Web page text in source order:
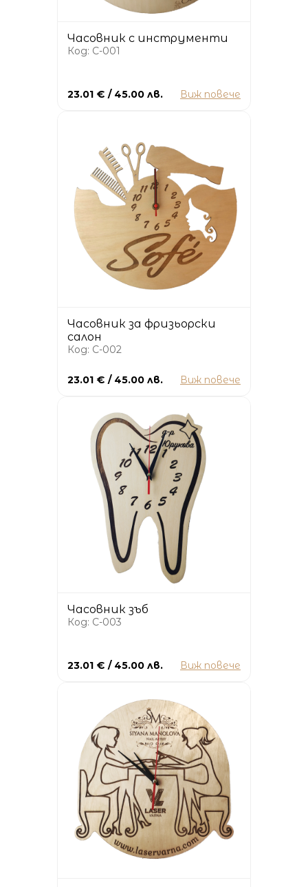
Часовник с инструменти
Код: C-001
23.01 € / 45.00 лв. Виж повече
Часовник за фризьорски
салон
Код: C-002
23.01 € / 45.00 лв. Виж повече
Часовник зъб
Код: C-003
23.01 € / 45.00 лв. Виж повече